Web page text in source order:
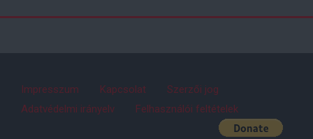
Impresszum Kapcsolat
Szerzői jog
Adatvédelmi irányelv
Felhasználói feltételek